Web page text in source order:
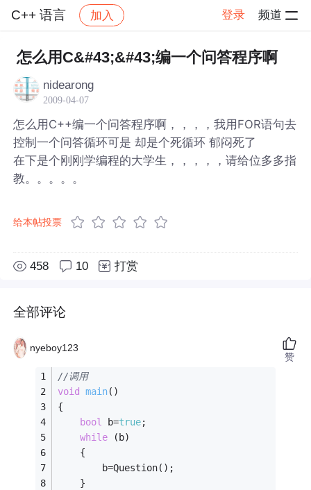
C++ 语言 加入 登录 频道
社区 C++ 语言 帖子详情
怎么用C&#43;&#43;编一个问答程序啊
nidearong
2009-04-07
怎么用C++编一个问答程序啊，，，，我用FOR语句去
控制一个问答循环可是 却是个死循环 郁闷死了
在下是个刚刚学编程的大学生，，，，，请给位多多指
教。。。。。
给本帖投票
458 10 打赏
全部评论
nyeboy123
//调用
void
main()
{
bool b=true;
while (b)
	{
		b=Question();
	}
赞